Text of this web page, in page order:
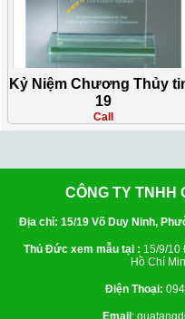
Kỷ Niệm Chương Thủy
19
Call
CÔNG TY TNHH
Địa chỉ: 15/19 Võ Duy Ninh,
Thủ Đức xem mẫu tại : 15/9/10
Hồ Chí
Điện Thoại: